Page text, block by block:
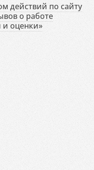
действий по сайту
о работе
и оценки»